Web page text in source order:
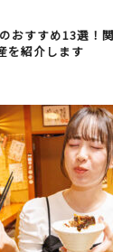
おすすめ13選！
を紹介します